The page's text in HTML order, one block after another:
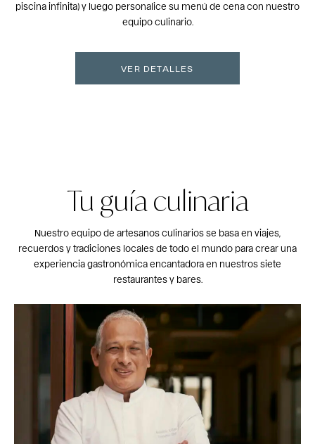
piscina infinita) y luego personalice su menú de cena con nuestro
equipo culinario.
VER DETALLES
Tu guía culinaria
Nuestro equipo de artesanos culinarios se basa en viajes,
recuerdos y tradiciones locales de todo el mundo para crear una
experiencia gastronómica encantadora en nuestros siete
restaurantes y bares.